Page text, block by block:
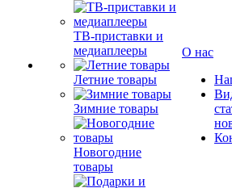
ТВ-приставки и
медиаплееры
Летние товары
Зимние товары
Новогодние
товары
О нас